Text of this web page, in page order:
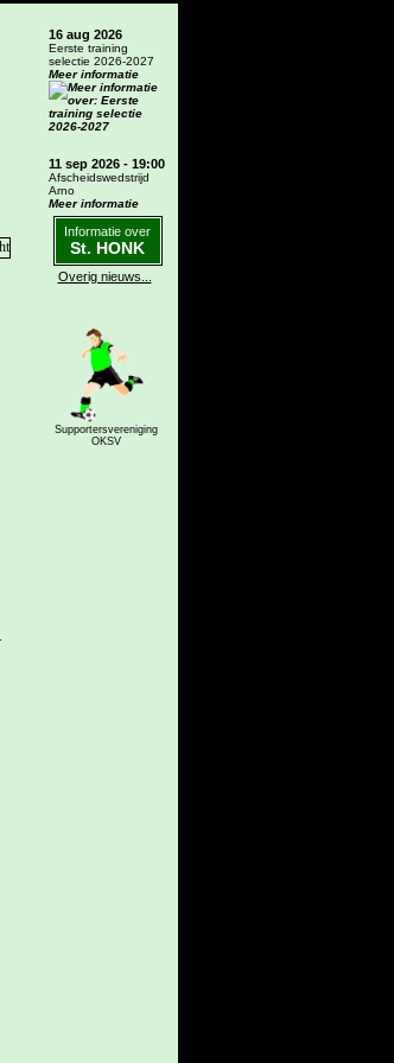
16 aug 2026
Eerste training
selectie 2026-2027
Meer informatie
11 sep 2026 - 19:00
Afscheidswedstrijd
Arno
Meer informatie
Informatie over
St. HONK
Overig nieuws...
Supportersvereniging
OKSV